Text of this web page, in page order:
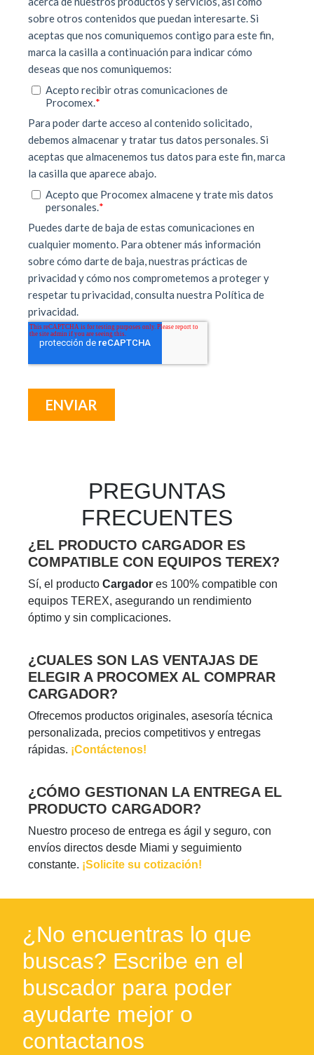
PREGUNTAS
FRECUENTES
¿EL PRODUCTO CARGADOR ES
COMPATIBLE CON EQUIPOS TEREX?
Sí, el producto Cargador es 100% compatible con
equipos TEREX, asegurando un rendimiento
óptimo y sin complicaciones.
¿CUALES SON LAS VENTAJAS DE
ELEGIR A PROCOMEX AL COMPRAR
CARGADOR?
Ofrecemos productos originales, asesoría técnica
personalizada, precios competitivos y entregas
rápidas. ¡Contáctenos!
¿CÓMO GESTIONAN LA ENTREGA EL
PRODUCTO CARGADOR?
Nuestro proceso de entrega es ágil y seguro, con
envíos directos desde Miami y seguimiento
constante. ¡Solicite su cotización!
¿No encuentras lo que
buscas? Escribe en el
buscador para poder
ayudarte mejor o
contactanos